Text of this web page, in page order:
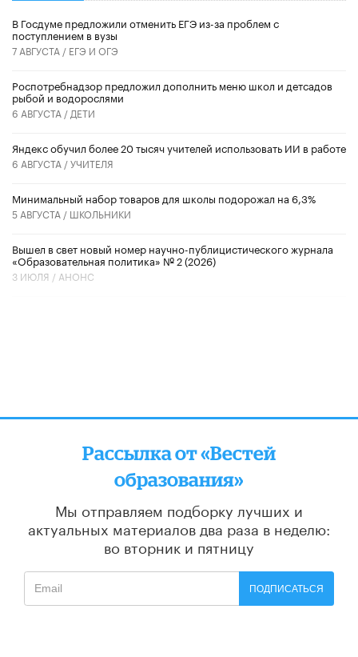
В Госдуме предложили отменить ЕГЭ из-за проблем с
поступлением в вузы
7 АВГУСТА / ЕГЭ И ОГЭ
Роспотребнадзор предложил дополнить меню школ и детсадов
рыбой и водорослями
6 АВГУСТА / ДЕТИ
​Яндекс обучил более 20 тысяч учителей использовать ИИ в работе
6 АВГУСТА /УЧИТЕЛЯ
Минимальный набор товаров для школы подорожал на 6,3%
5 АВГУСТА / ШКОЛЬНИКИ
Вышел в свет новый номер научно-публицистического журнала
«Образовательная политика» № 2 (2026)
3 ИЮЛЯ / АНОНС
Рассылка от «Вестей
образования»
Мы отправляем подборку лучших и
актуальных материалов два раза в неделю:
во вторник и пятницу
ПОДПИСАТЬСЯ